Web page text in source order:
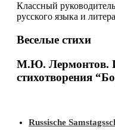
Классный
русского языка и
Веселые стихи
М.Ю. Лермонтов.
стихотворения
Russische